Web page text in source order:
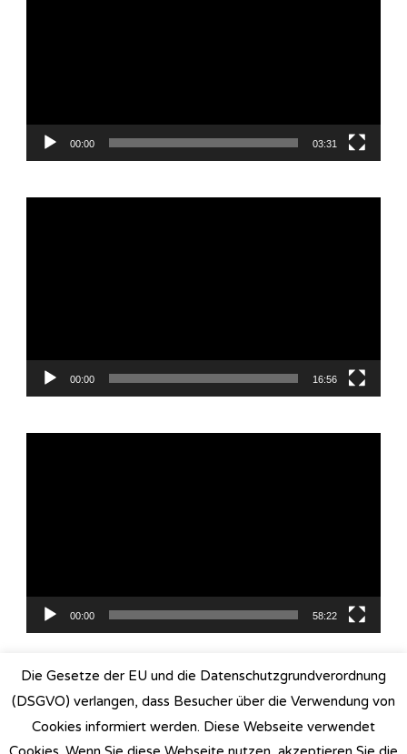
00:00 03:31
00:00 16:56
00:00 58:22
Developed ByBlossom Themes. Powered by
WordPress. Datenschutzerklärung
Die Gesetze der EU und die Datenschutzgrundverordnung
(DSGVO) verlangen, dass Besucher über die Verwendung von
Cookies informiert werden. Diese Webseite verwendet